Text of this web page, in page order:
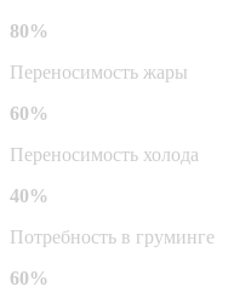
80%
Переносимость жары
60%
Переносимость холода
40%
Потребность в груминге
60%